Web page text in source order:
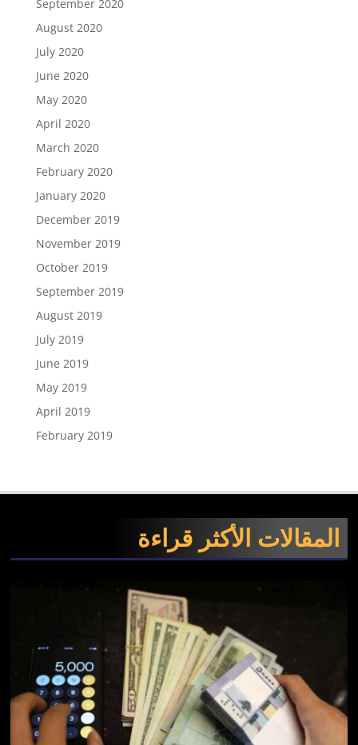
September 2020
August 2020
July 2020
June 2020
May 2020
April 2020
March 2020
February 2020
January 2020
December 2019
November 2019
October 2019
September 2019
August 2019
July 2019
June 2019
May 2019
April 2019
February 2019
المقالات الأكثر قراءة